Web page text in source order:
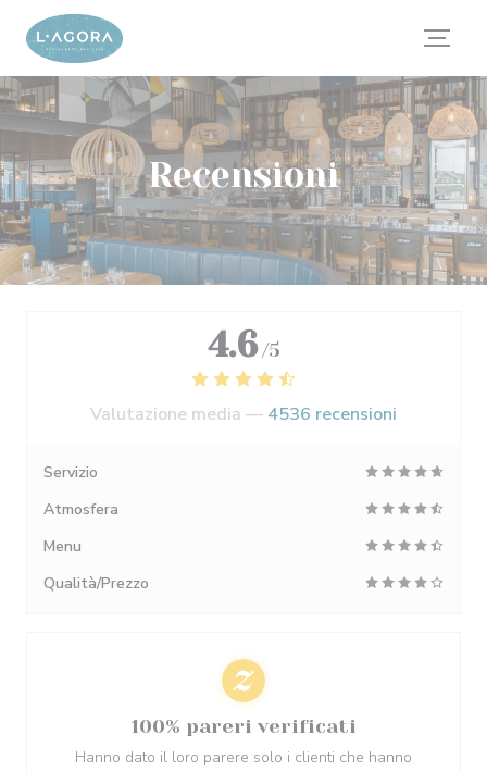
Personalizzazione delle tue scelte sui cookie
Recensioni
4.6 /5
Valutazione media — 4536 recensioni
Servizio
Atmosfera
Menu
Qualità/Prezzo
100% pareri verificati
Hanno dato il loro parere solo i clienti che hanno